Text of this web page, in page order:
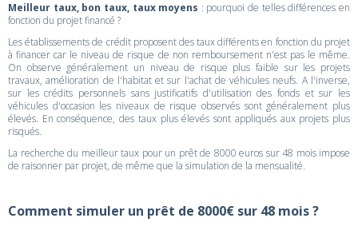
Meilleur taux, bon taux, taux moyens : pourquoi de telles différences en
fonction du projet financé ?
Les établissements de crédit proposent des taux différents en fonction du projet
à financer car le niveau de risque de non remboursement n'est pas le même.
On observe généralement un niveau de risque plus faible sur les projets
travaux, amélioration de l'habitat et sur l'achat de véhicules neufs. A l'inverse,
sur les crédits personnels sans justificatifs d'utilisation des fonds et sur les
véhicules d'occasion les niveaux de risque observés sont généralement plus
élevés. En conséquence, des taux plus élevés sont appliqués aux projets plus
risqués.
La recherche du meilleur taux pour un prêt de 8000 euros sur 48 mois impose
de raisonner par projet, de même que la simulation de la mensualité.
Comment simuler un prêt de 8000€ sur 48 mois ?